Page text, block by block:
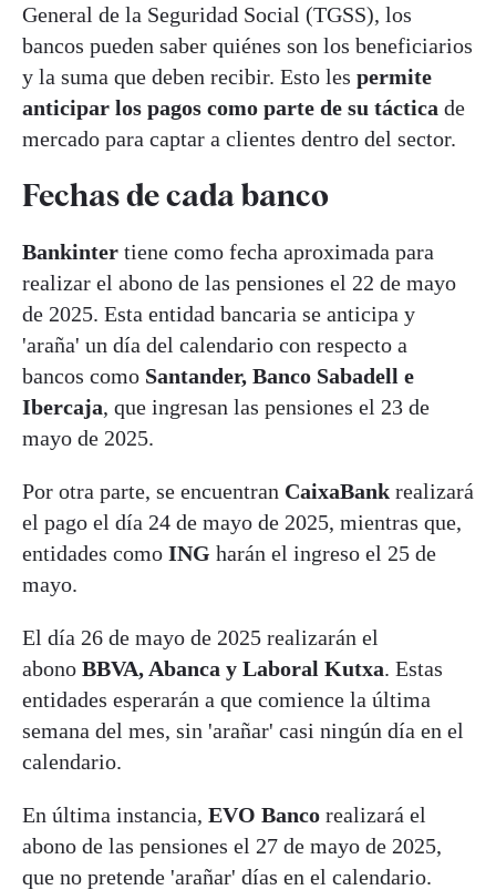
General de la Seguridad Social (TGSS), los
bancos pueden saber quiénes son los beneficiarios
y la suma que deben recibir. Esto les permite
anticipar los pagos como parte de su táctica de
mercado para captar a clientes dentro del sector.
Fechas de cada banco
Bankinter tiene como fecha aproximada para
realizar el abono de las pensiones el 22 de mayo
de 2025. Esta entidad bancaria se anticipa y
'araña' un día del calendario con respecto a
bancos como Santander, Banco Sabadell e
Ibercaja, que ingresan las pensiones el 23 de
mayo de 2025.
Por otra parte, se encuentran CaixaBank realizará
el pago el día 24 de mayo de 2025, mientras que,
entidades como ING harán el ingreso el 25 de
mayo.
El día 26 de mayo de 2025 realizarán el
abono BBVA, Abanca y Laboral Kutxa. Estas
entidades esperarán a que comience la última
semana del mes, sin 'arañar' casi ningún día en el
calendario.
En última instancia, EVO Banco realizará el
abono de las pensiones el 27 de mayo de 2025,
que no pretende 'arañar' días en el calendario.